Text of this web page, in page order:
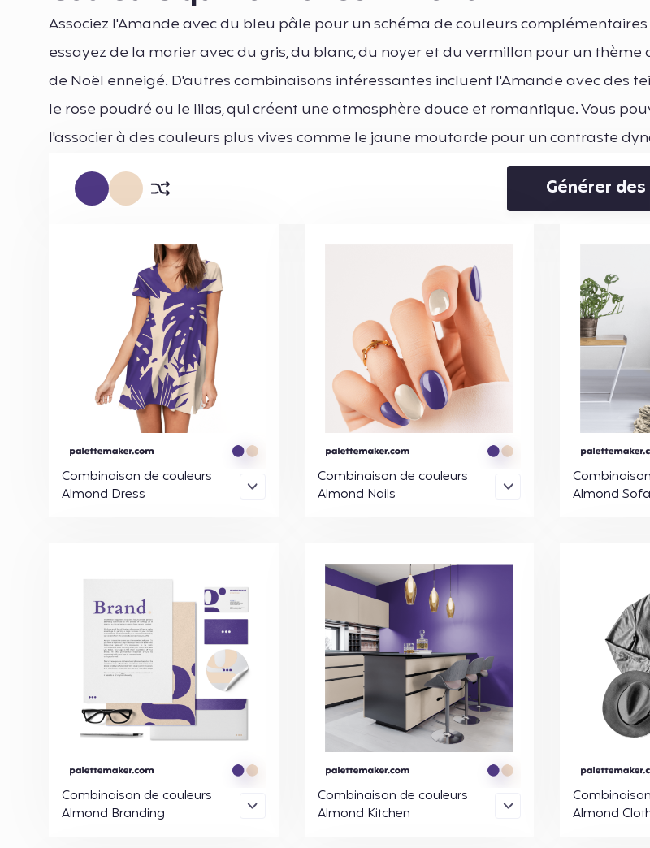
Associez l'Amande avec du bleu pâle pour un schéma de couleurs complémentaires
essayez de la marier avec du gris, du blanc, du noyer et du vermillon pour un thème
de Noël enneigé. D'autres combinaisons intéressantes incluent l'Amande avec des
le rose poudré ou le lilas, qui créent une atmosphère douce et romantique. Vous
l'associer à des couleurs plus vives comme le jaune moutarde pour un contraste
Générer
Combinaison de couleurs
Almond Dress
Combinaison de couleurs
Almond Nails
Almond Sofa
Combinaison de couleurs
Almond Branding
Combinaison de couleurs
Almond Kitchen
Almond